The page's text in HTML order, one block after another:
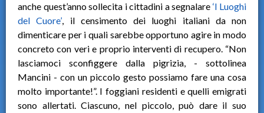
anche quest’anno sollecita i cittadini a segnalare ‘I Luoghi
del Cuore’, il censimento dei luoghi italiani da non
dimenticare per i quali sarebbe opportuno agire in modo
concreto con veri e proprio interventi di recupero. “Non
lasciamoci sconfiggere dalla pigrizia, - sottolinea
Mancini - con un piccolo gesto possiamo fare una cosa
molto importante!”. I foggiani residenti e quelli emigrati
sono allertati. Ciascuno, nel piccolo, può dare il suo